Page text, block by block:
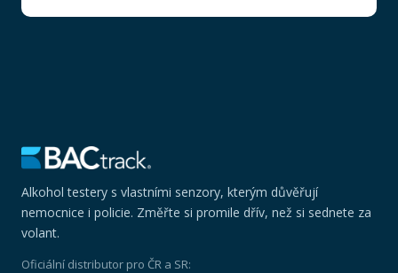
Alkohol testery s vlastními senzory, kterým důvěřují
nemocnice i policie. Změřte si promile dřív, než si sednete za
volant.
Oficiální distributor pro ČR a SR: